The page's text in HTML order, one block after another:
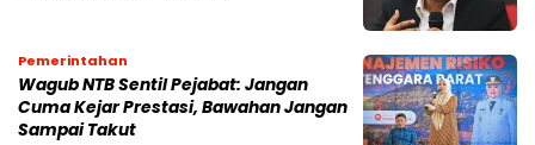
Pemerintahan
Wagub NTB Sentil Pejabat: Jangan
Cuma Kejar Prestasi, Bawahan Jangan
Sampai Takut